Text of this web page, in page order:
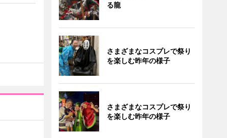
る龍
さまざまなコスプレで祭り
を楽しむ昨年の様子
さまざまなコスプレで祭り
を楽しむ昨年の様子